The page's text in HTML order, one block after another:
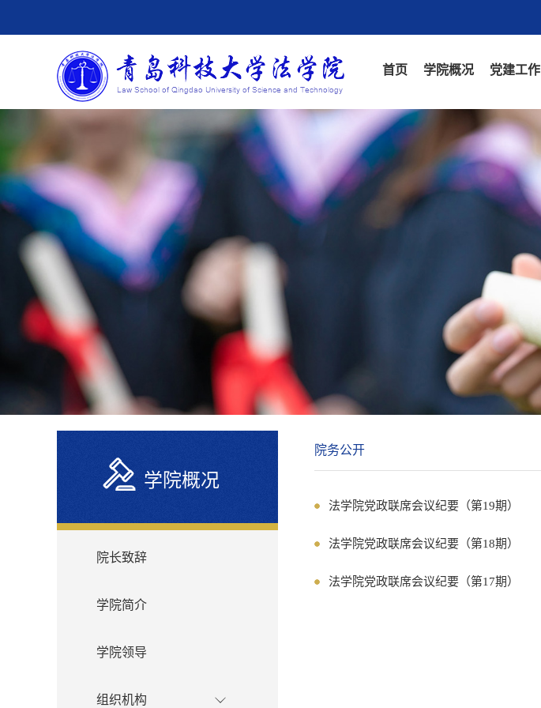
首页 学院概况 党建工作
学院概况
院长致辞
学院简介
学院领导
组织机构
院务公开
法学院党政联席会议纪要（第19期）
法学院党政联席会议纪要（第18期）
法学院党政联席会议纪要（第17期）